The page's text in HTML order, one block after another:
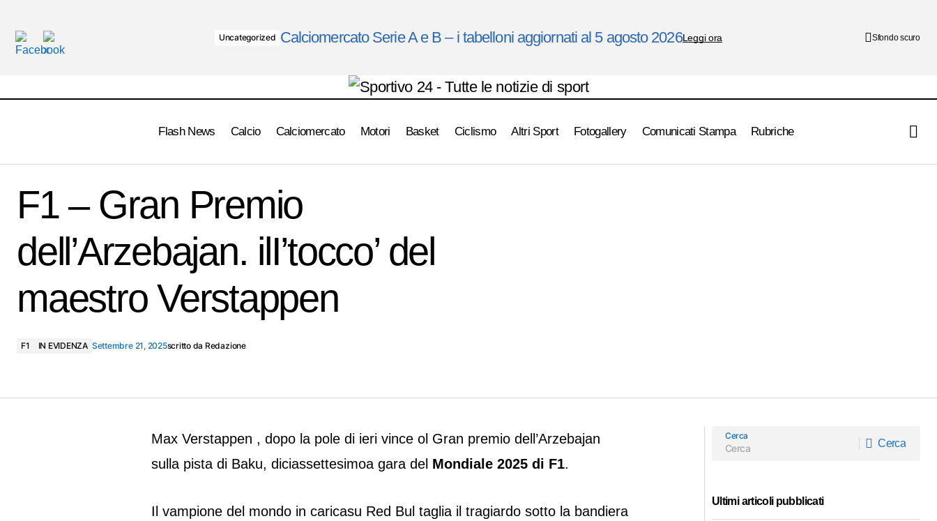
Uncategorized Calciomercato Serie A e B – i tabelloni aggiornati al 5 agosto 2026Leggi ora Sfondo scuro
Flash News Calcio Calciomercato Motori Basket Ciclismo Altri Sport Fotogallery Comunicati Stampa Rubriche
F1 – Gran Premio
dell’Arzebajan. ilI’tocco’ del
maestro Verstappen
F1 IN EVIDENZA Settembre 21, 2025scritto da Redazione
Max Verstappen , dopo la pole di ieri vince ol Gran premio dell’Arzebajan
sulla pista di Baku, diciassettesimoa gara del Mondiale 2025 di F1.
Il vampione del mondo in caricasu Red Bul taglia il tragiardo sotto la bandiera
Cerca
Cerca
Ultimi articoli pubblicati